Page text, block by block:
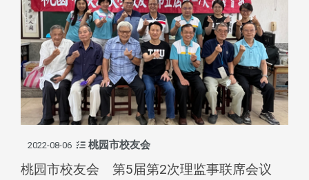
2022-08-06 桃园市校友会
桃园市校友会 第5届第2次理监事联席会议